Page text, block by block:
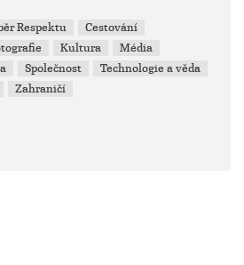
Respektu
Cestování
Kultura
Média
Společnost
Technologie a věda
Zahraničí